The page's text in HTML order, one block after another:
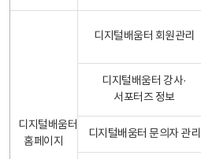
디지털배움터
홈페이지
디지털배움터 회원관리
디지털배움터 강사·
서포터즈 정보
디지털배움터 문의자 관리